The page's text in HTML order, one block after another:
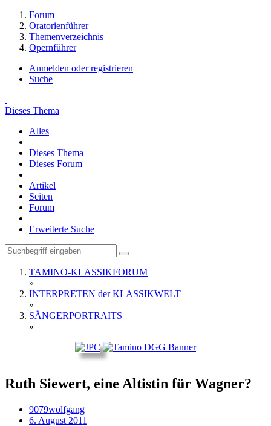
Forum
Oratorienführer
Themenverzeichnis
Opernführer
Anmelden oder registrieren
Suche
Dieses Thema
Alles
Dieses Thema
Dieses Forum
Artikel
Seiten
Forum
Erweiterte Suche
TAMINO-KLASSIKFORUM
»
INTERPRETEN der KLASSIKWELT
»
SÄNGERPORTRAITS
»
Ruth Siewert, eine Altistin für Wagner?
9079wolfgang
6. August 2011